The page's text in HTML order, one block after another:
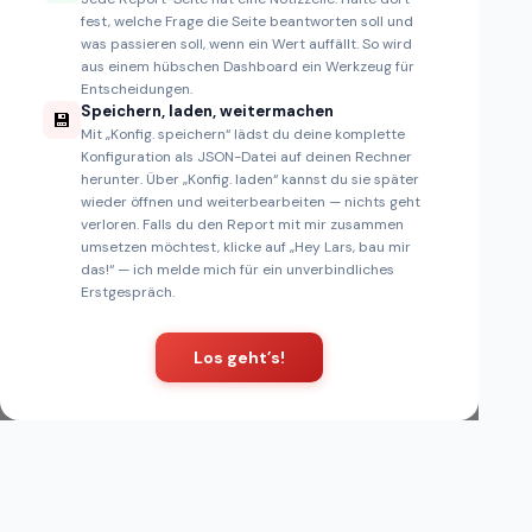
LINIEN &
FLÄCHEN
▶
KOMBI-
DIAGRAMME
▶
KREIS & RING ▶
WEITERE
DIAGRAMME
KPI &
TABELLEN
▶
IBCS-VISUALS ▶
Für jede Seite kannst du oben eine
+ Filter
fest, welche Frage die Seite beantworten soll und
was passieren soll, wenn ein Wert auffällt. So wird
aus einem hübschen Dashboard ein Werkzeug für
Entscheidungen.
💾 Speichern, laden, weitermachen
Mit „Konfig. speichern“ lädst du deine komplette
Konfiguration als JSON-Datei auf deinen Rechner
herunter. Über „Konfig. laden“ kannst du sie später
wieder öffnen und weiterbearbeiten — nichts geht
verloren. Falls du den Report mit mir zusammen
umsetzen möchtest, klicke auf „Hey Lars, bau mir
das!“ — ich melde mich für ein unverbindliches
Erstgespräch.
Los geht’s!